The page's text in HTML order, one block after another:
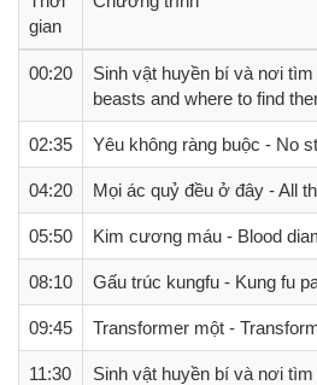
gian
00:20
Sinh vật huyền bí và nơi
beasts and where to find
02:35 Yêu không ràng buộc - No
04:20 Mọi ác quỷ đều ở đây - All
05:50 Kim cương máu - Blood
08:10 Gấu trúc kungfu - Kung fu
09:45 Transformer một -
11:30
Sinh vật huyền bí và nơi